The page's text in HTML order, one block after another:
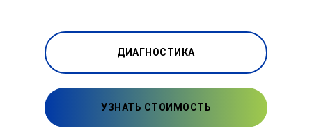
ДИАГНОСТИКА
УЗНАТЬ СТОИМОСТЬ